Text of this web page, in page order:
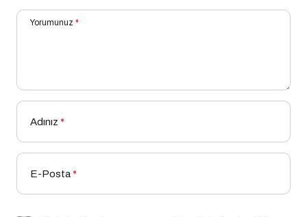
Yorumunuz *
Adınız *
E-Posta*